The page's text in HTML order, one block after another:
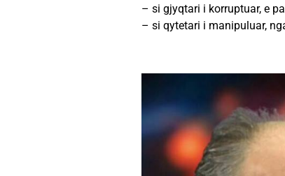
– si gjyqtari i korruptuar, e
– si qytetari i manipuluar,